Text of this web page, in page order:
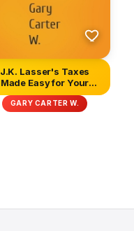
J.K. Lasser's Taxes
Made Easy for Your
Home-Based...
GARY CARTER W.